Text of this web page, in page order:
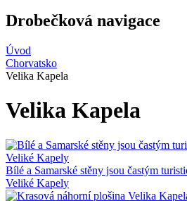
Drobečková navigace
Úvod
Chorvatsko
Velika Kapela
Velika Kapela
Bílé a Samarské stěny jsou častým
Veliké Kapely